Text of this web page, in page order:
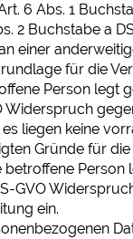
6 Abs. 1
2 Buchstabe a
einer
für die
Person legt
Widerspruch
liegen keine
Gründe für
betroffene Person
GVO
ein.